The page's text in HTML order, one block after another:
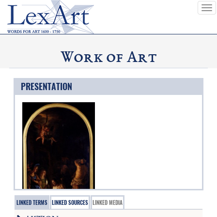
Work of Art
PRESENTATION
LINKED TERMS LINKED SOURCES LINKED MEDIA